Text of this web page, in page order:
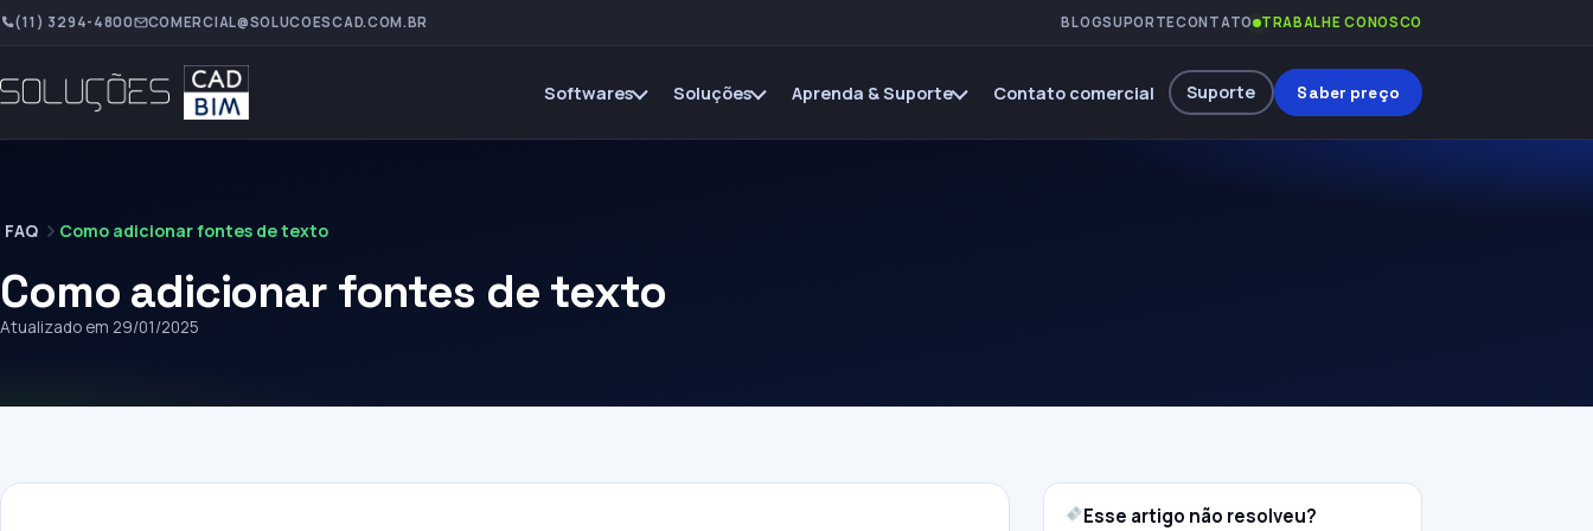
(11) 3294-4800 COMERCIAL@SOLUCOESCAD.COM.BR BLOGSUPORTECONTATO TRABALHE CONOSCO
Softwares Soluções Aprenda & Suporte Contato comercial Suporte Saber preço
FAQ Como adicionar fontes de texto
Como adicionar fontes de texto
Atualizado em 29/01/2025
Esse artigo não resolveu?